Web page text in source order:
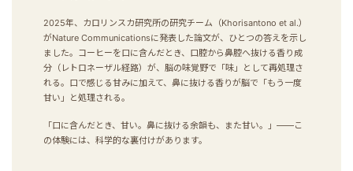
2025年、カロリンスカ研究所の研究チーム（Khorisantono et al.）
がNature Communicationsに発表した論文が、ひとつの答えを示し
ました。コーヒーを口に含んだとき、口腔から鼻腔へ抜ける香り成
分（レトロネーザル経路）が、脳の味覚野で「味」として再処理さ
れる。口で感じる甘みに加えて、鼻に抜ける香りが脳で「もう一度
甘い」と処理される。
「口に含んだとき、甘い。鼻に抜ける余韻も、また甘い。」——こ
の体験には、科学的な裏付けがあります。